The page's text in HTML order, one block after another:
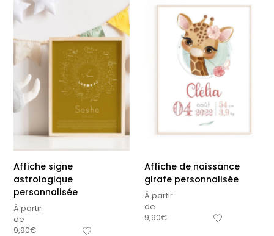
Affiche signe
astrologique
personnalisée
À partir
de
9,90€
Affiche de naissance
girafe personnalisée
À partir
de
9,90€